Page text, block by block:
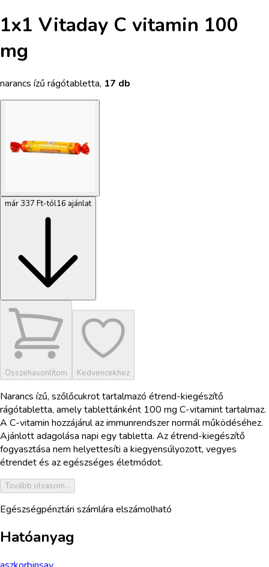
1x1 Vitaday C vitamin 100
mg
narancs ízű rágótabletta, 17 db
már 337 Ft-tól16 ajánlat
Összehasonlítom Kedvencekhez
Narancs ízű, szőlőcukrot tartalmazó étrend-kiegészítő
rágótabletta, amely tablettánként 100 mg C-vitamint tartalmaz.
A C-vitamin hozzájárul az immunrendszer normál működéséhez.
Ajánlott adagolása napi egy tabletta. Az étrend-kiegészítő
fogyasztása nem helyettesíti a kiegyensúlyozott, vegyes
étrendet és az egészséges életmódot.
Tovább olvasom...
Egészségpénztári számlára elszámolható
Hatóanyag